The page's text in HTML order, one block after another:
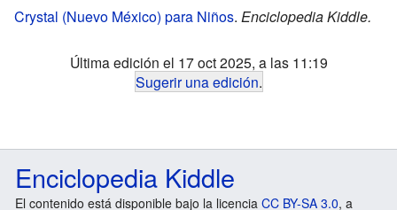
Crystal (Nuevo México) para Niños. Enciclopedia Kiddle.
Última edición el 17 oct 2025, a las 11:19
Sugerir una edición.
Enciclopedia Kiddle
El contenido está disponible bajo la licencia CC BY-SA 3.0, a